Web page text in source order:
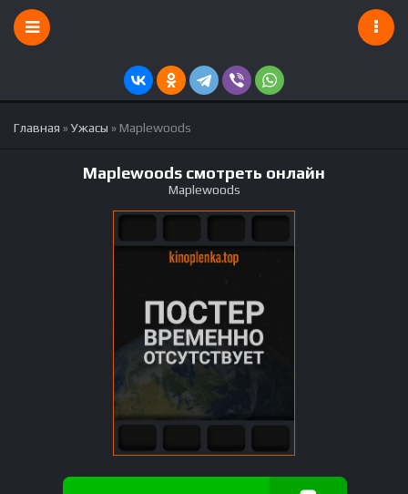
Главная »Ужасы » Maplewoods
Maplewoods смотреть онлайн
Maplewoods